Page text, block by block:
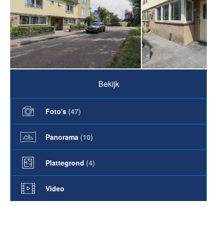
Bekijk
Foto's (47)
Panorama (10)
Plattegrond (4)
Video